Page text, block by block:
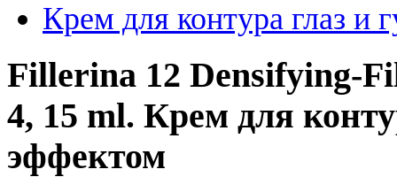
Крем для контура глаз и
Fillerina 12 Densifying-
4, 15 ml. Крем для
эффектом